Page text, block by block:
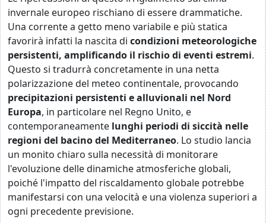
invernale europeo rischiano di essere drammatiche.
Una corrente a getto meno variabile e più statica
favorirà infatti la nascita di condizioni meteorologiche
persistenti, amplificando il rischio di eventi estremi.
Questo si tradurrà concretamente in una netta
polarizzazione del meteo continentale, provocando
precipitazioni persistenti e alluvionali nel Nord
Europa, in particolare nel Regno Unito, e
contemporaneamente lunghi periodi di siccità nelle
regioni del bacino del Mediterraneo. Lo studio lancia
un monito chiaro sulla necessità di monitorare
l'evoluzione delle dinamiche atmosferiche globali,
poiché l'impatto del riscaldamento globale potrebbe
manifestarsi con una velocità e una violenza superiori a
ogni precedente previsione.